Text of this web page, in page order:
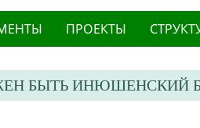
ПРОЕКТЫ
БЫТЬ ИНЮШЕНСКИЙ